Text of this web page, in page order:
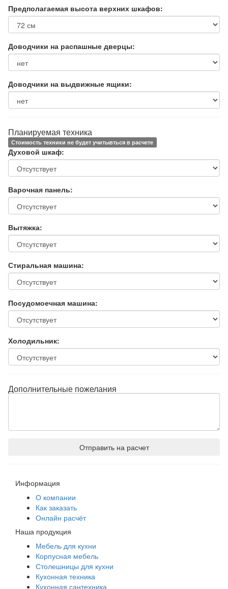
Предполагаемая высота верхних шкафов:
Доводчики на распашные дверцы:
Доводчики на выдвижные ящики:
Планируемая техника
Стоимость техники не будет учитывться в расчете
Духовой шкаф:
Варочная панель:
Вытяжка:
Стиральная машина:
Посудомоечная машина:
Холодильник:
Дополнительные пожелания
Отправить на расчет
Информация
О компании
Как заказать
Онлайн расчёт
Наша продукция
Мебель для кухни
Корпусная мебель
Столешницы для кухни
Кухонная техника
Кухонная сантехника